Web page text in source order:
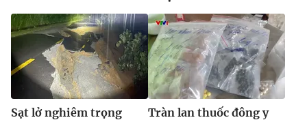
Sạt lở nghiêm trọng
Tràn lan thuốc đông y